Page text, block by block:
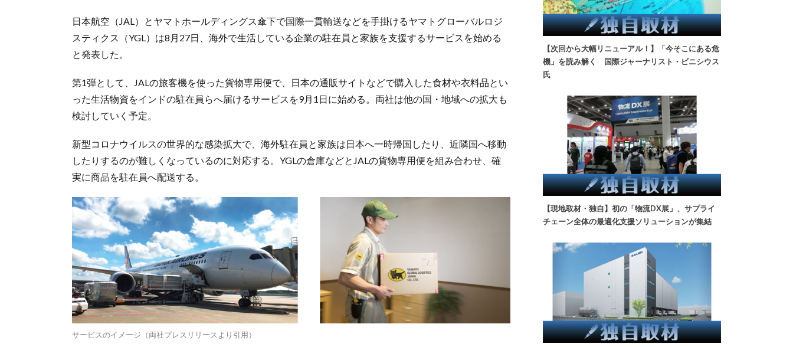
日本航空（JAL）とヤマトホールディングス傘下で国際一貫輸送などを手掛けるヤマトグローバルロジ
スティクス（YGL）は8月27日、海外で生活している企業の駐在員と家族を支援するサービスを始める
と発表した。
第1弾として、JALの旅客機を使った貨物専用便で、日本の通販サイトなどで購入した食材や衣料品とい
った生活物資をインドの駐在員らへ届けるサービスを9月1日に始める。両社は他の国・地域への拡大も
検討していく予定。
新型コロナウイルスの世界的な感染拡大で、海外駐在員と家族は日本へ一時帰国したり、近隣国へ移動
したりするのが難しくなっているのに対応する。YGLの倉庫などとJALの貨物専用便を組み合わせ、確
実に商品を駐在員へ配送する。
サービスのイメージ（両社プレスリリースより引用）
【次回から大幅リニューアル！】「今そこにある危
機」を読み解く 国際ジャーナリスト・ビニシウス
氏
【現地取材・独自】初の「物流DX展」、サプライ
チェーン全体の最適化支援ソリューションが集結